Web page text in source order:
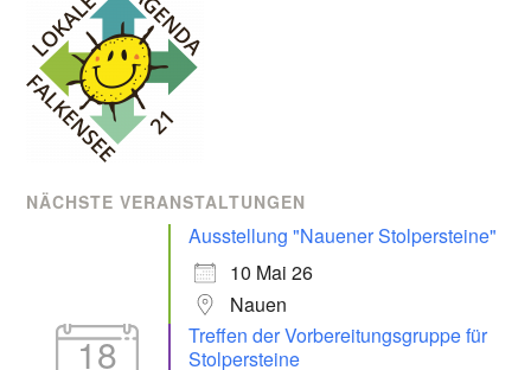
NÄCHSTE VERANSTALTUNGEN
Ausstellung "Nauener Stolpersteine"
10 Mai 26
Nauen
18
Treffen der Vorbereitungsgruppe für
Stolpersteine